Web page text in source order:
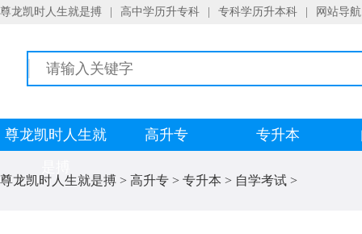
尊龙凯时人生就是搏 高中学历升专科 专科学历升本科 网站导航
尊龙凯时人生就
高升专 专升本
尊龙凯时人生就是搏 > 高升专 > 专升本 > 自学考试 >